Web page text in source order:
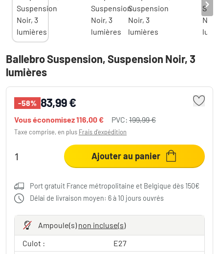
Ballebro Suspension, Suspension Noir, 3
lumières
-58% 83,99 €
Vous économisez116,00 € PVC: 199,99 €
Taxe comprise, en plus Frais d'expédition
Ajouter au panier
Port gratuit France métropolitaine et Belgique dès 150€
Délai de livraison moyen: 6 à 10 jours ouvrés
Ampoule(s)non incluse(s)
Culot :
E27